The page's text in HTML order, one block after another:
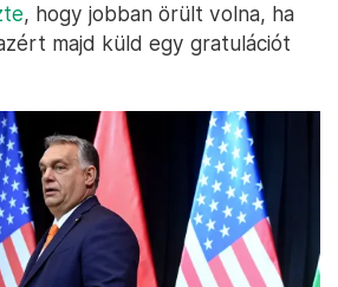
, hogy jobban örült volna, ha
majd küld egy gratulációt